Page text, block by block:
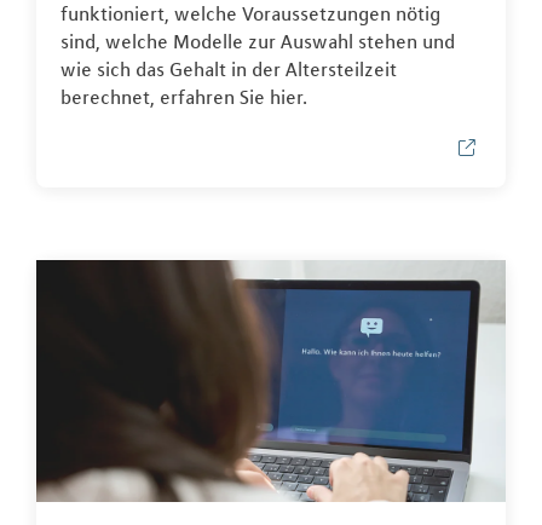
funktioniert, welche Voraussetzungen nötig
sind, welche Modelle zur Auswahl stehen und
wie sich das Gehalt in der Altersteilzeit
berechnet, erfahren Sie hier.